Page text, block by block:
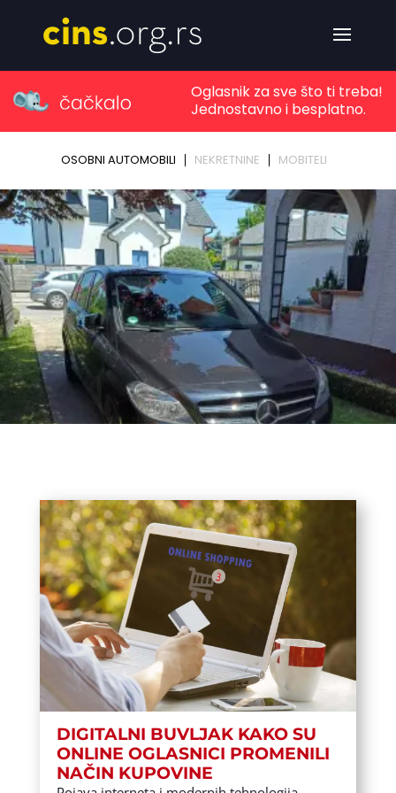
DIGITALNI BUVLJAK KAKO SU
ONLINE OGLASNICI PROMENILI
NAČIN KUPOVINE